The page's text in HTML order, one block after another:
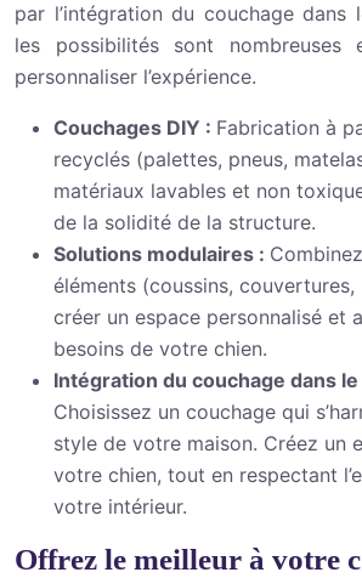
par l’intégration du couchage dans
les possibilités sont nombreuses
personnaliser l’expérience.
Couchages DIY : Fabrication à
recyclés (palettes, pneus,
matériaux lavables et non
de la solidité de la structure.
Solutions modulaires :
éléments (coussins,
créer un espace personnalisé et
besoins de votre chien.
Intégration du couchage dans
Choisissez un couchage qui
style de votre maison. Créez un
votre chien, tout en respectant
votre intérieur.
Offrez le meilleur à votre